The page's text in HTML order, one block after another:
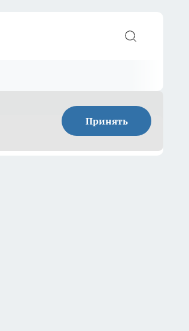
Принять